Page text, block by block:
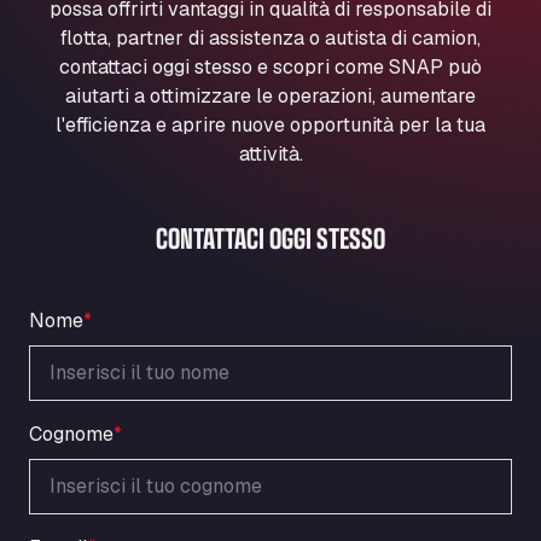
Marie-Curie-Straße 24, 68219
Aral Autohof Bockel
An der Autobahn 1, 27404
ARAL Autohof Bockenem
Oppelner Str. 1, 31167
ARAL Autohof Preis
GmbH
Obernburger Str. 127, 63811
Ardleigh South Services
a120 westbound, CO77SL
Area 47 Hermanos Rico
Autovia A4 km 47, 28300
Area de Servicio Agetrans
possa offrirti vantaggi in qualità di responsabile di
flotta, partner di assistenza o autista di camion,
contattaci oggi stesso e scopri come SNAP può
aiutarti a ottimizzare le operazioni, aumentare
l'efficienza e aprire nuove opportunità per la tua
attività.
CONTATTACI OGGI STESSO
Nome*
Cognome*